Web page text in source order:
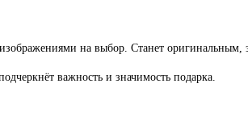
на выбор. Станет
важность и значимость подарка.